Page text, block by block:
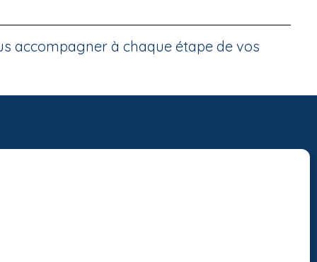
accompagner à chaque étape de vos